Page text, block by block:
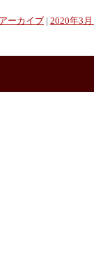
アーカイブ | 2020年3月